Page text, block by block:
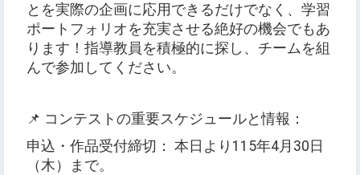
とを実際の企画に応用できるだけでなく、学習
ポートフォリオを充実させる絶好の機会でもあ
ります！指導教員を積極的に探し、チームを組
んで参加してください。
📌 コンテストの重要スケジュールと情報：
申込・作品受付締切： 本日より115年4月30日
（木）まで。